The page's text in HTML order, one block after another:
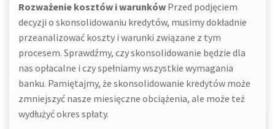
Rozważenie kosztów i warunków Przed podjęciem
decyzji o skonsolidowaniu kredytów, musimy dokładnie
przeanalizować koszty i warunki związane z tym
procesem. Sprawdźmy, czy skonsolidowanie będzie dla
nas opłacalne i czy spełniamy wszystkie wymagania
banku. Pamiętajmy, że skonsolidowanie kredytów może
zmniejszyć nasze miesięczne obciążenia, ale może też
wydłużyć okres spłaty.